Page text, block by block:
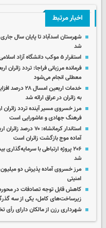
اخبار مرتبط
شهرستان اسدآباد تا پایان سال
شد
استقرار ۵ موکب دانشگاه آزاد اسلامی کرمانشاه برای خدمت‌رسانی به زائران اربعین
فرمانده مرزبانی فراجا: تردد
معطلی انجام می‌شود
خدمات
به زائران در عراق ارائه شد
مرز خسروی مسیر آینده تردد
فرهنگ جهادی و عاشورایی است
استاندار
آماده موج بازگشت زائران است
شد
مرز خسروی آماده پذیرش دو
امنیتی
کاهش قابل توجه تصادفات در
زیرساخت‌های کامل، یکی از سه
شهرداری رزن از مالکان دارای رأی